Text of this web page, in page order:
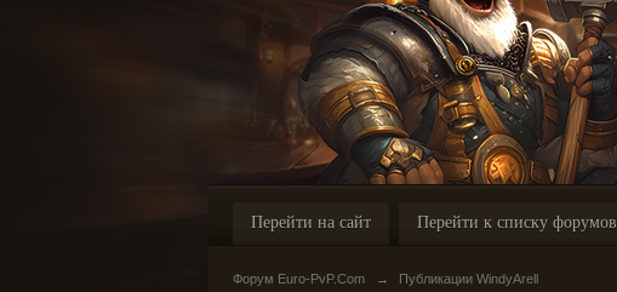
Перейти на сайт Перейти к списку форумов
Форум Euro-PvP.Com → Публикации WindyArell